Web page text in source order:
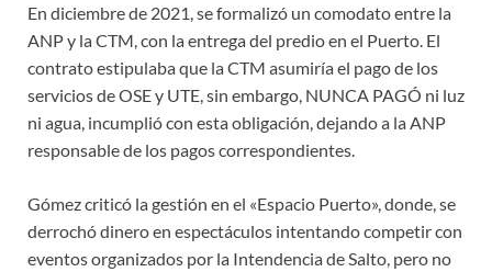
En diciembre de 2021, se formalizó un comodato entre la
ANP y la CTM, con la entrega del predio en el Puerto. El
contrato estipulaba que la CTM asumiría el pago de los
servicios de OSE y UTE, sin embargo, NUNCA PAGÓ ni luz
ni agua, incumplió con esta obligación, dejando a la ANP
responsable de los pagos correspondientes.
Gómez criticó la gestión en el «Espacio Puerto», donde, se
derrochó dinero en espectáculos intentando competir con
eventos organizados por la Intendencia de Salto, pero no